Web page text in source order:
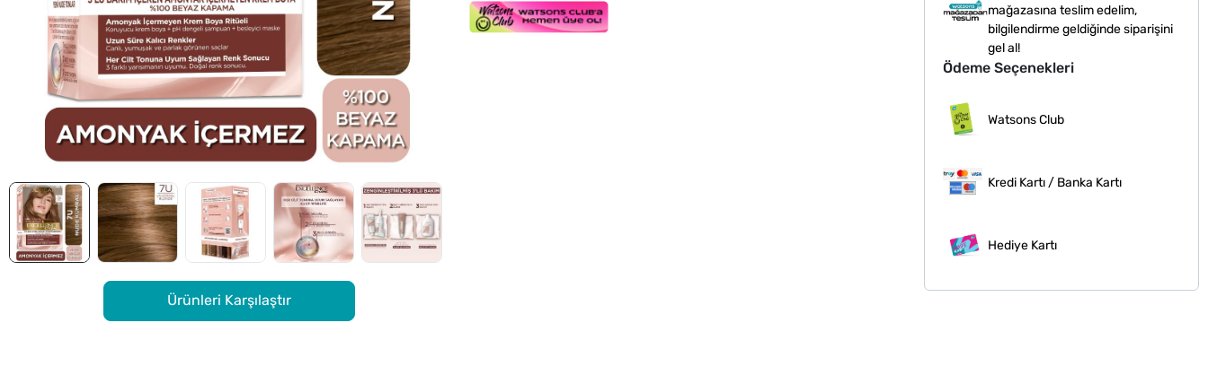
Ürünleri Karşılaştır
mağazasına teslim edelim,
bilgilendirme geldiğinde siparişini
gel al!
Ödeme Seçenekleri
Watsons Club
Kredi Kartı / Banka Kartı
Hediye Kartı